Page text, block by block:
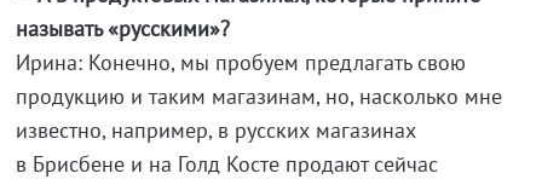
называть «русскими»?
Ирина: Конечно, мы пробуем предлагать свою
продукцию и таким магазинам, но, насколько мне
известно, например, в русских магазинах
в Брисбене и на Голд Косте продают сейчас